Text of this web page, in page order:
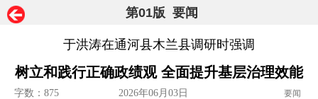
第01版 要闻
于洪涛在通河县木兰县调研时强调
树立和践行正确政绩观 全面提升基层治理效能
字数：875 2026年06月03日 要闻